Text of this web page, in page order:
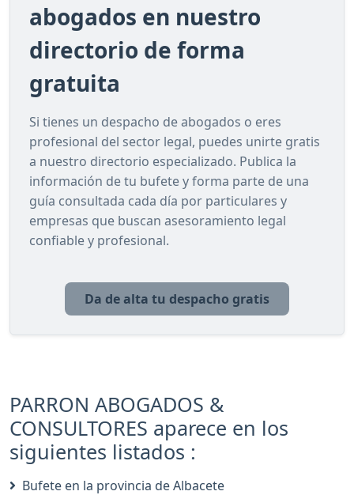
abogados en nuestro
directorio de forma
gratuita
Si tienes un despacho de abogados o eres
profesional del sector legal, puedes unirte gratis
a nuestro directorio especializado. Publica la
información de tu bufete y forma parte de una
guía consultada cada día por particulares y
empresas que buscan asesoramiento legal
confiable y profesional.
Da de alta tu despacho gratis
PARRON ABOGADOS &
CONSULTORES aparece en los
siguientes listados :
Bufete en la provincia de Albacete